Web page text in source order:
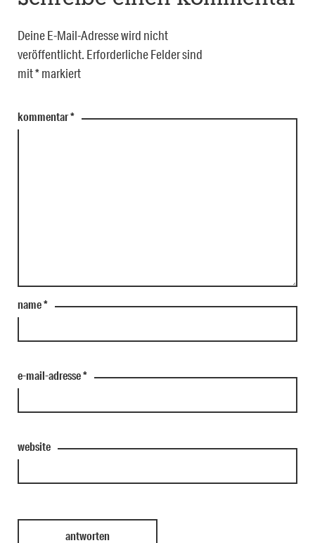
Deine E-Mail-Adresse wird nicht
veröffentlicht. Erforderliche Felder sind
mit*markiert
kommentar*
name*
e-mail-adresse*
website